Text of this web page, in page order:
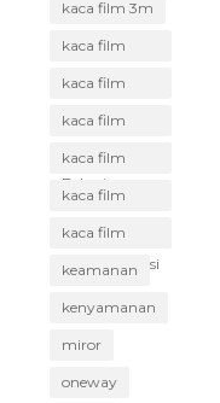
kaca film 3m
kaca film
Babelan
kaca film
Bekasi
kaca film
gedung
Bekasi
kaca film
mobil Bekasi
kaca film
rumah Bekasi
kaca film
terbaik Bekasi
keamanan
kenyamanan
miror
oneway